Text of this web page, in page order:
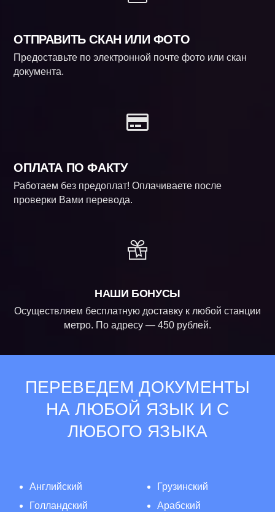
ОТПРАВИТЬ СКАН ИЛИ ФОТО
Предоставьте по электронной почте фото или скан
документа.
ОПЛАТА ПО ФАКТУ
Работаем без предоплат! Оплачиваете после
проверки Вами перевода.
НАШИ БОНУСЫ
Осуществляем бесплатную доставку к любой станции
метро. По адресу — 450 рублей.
ПЕРЕВЕДЕМ ДОКУМЕНТЫ
НА ЛЮБОЙ ЯЗЫК И С
ЛЮБОГО ЯЗЫКА
Английский
Голландский
Грузинский
Арабский